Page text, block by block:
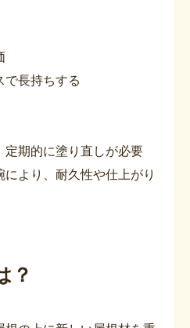
で長持ちする
定期的に塗り直しが必要
により、耐久性や仕上がり
？